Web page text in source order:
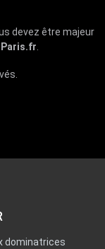
devez être majeur
.
dominatrices